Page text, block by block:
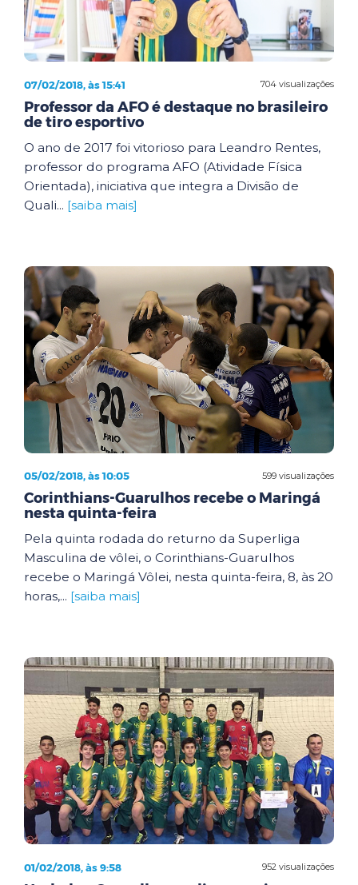
704 visualizações
07/02/2018, às 15:41
Professor da AFO é destaque no brasileiro
de tiro esportivo
O ano de 2017 foi vitorioso para Leandro Rentes,
professor do programa AFO (Atividade Física
Orientada), iniciativa que integra a Divisão de
Quali... [saiba mais]
599 visualizações
05/02/2018, às 10:05
Corinthians-Guarulhos recebe o Maringá
nesta quinta-feira
Pela quinta rodada do returno da Superliga
Masculina de vôlei, o Corinthians-Guarulhos
recebe o Maringá Vôlei, nesta quinta-feira, 8, às 20
horas,... [saiba mais]
952 visualizações
01/02/2018, às 9:58